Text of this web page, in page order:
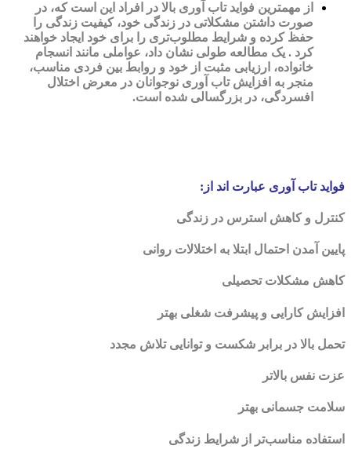
از مهمترین فواید تاب آوری بالا در افراد این است که، در
صورت داشتن مشکلاتی در زندگی خود، کیفیت زندگی را
حفظ کرده و شرایط مطلوب‌تری را برای خود ایجاد خواهند
کرد . یک مطالعه طولی نشان داد، عواملی مانند انسجام
خانواده، ارزیابی مثبت از خود و روابط بین فردی مناسب،
منجر به افزایش تاب آوری نوجوانان در معرض اختلال
افسردگی، در بزرگسالی شده است.
فواید تاب آوری عبارت اند از:
کنترل و کاهش استرس در زندگی
پایین آمدن احتمال ابتلا به اختلالات روانی
کاهش مشکلات تحصیلی
افزایش کارایی و پیشرفت شغلی بهتر
تحمل بالا در برابر شکست و توانایی تلاش مجدد
عزت نفس بالاتر
سلامت جسمانی بهتر
استفاده مناسب‌تر از شرایط زندگی